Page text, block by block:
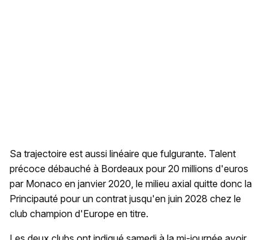
Sa trajectoire est aussi linéaire que fulgurante. Talent
précoce débauché à Bordeaux pour 20 millions d'euros
par Monaco en janvier 2020, le milieu axial quitte donc la
Principauté pour un contrat jusqu'en juin 2028 chez le
club champion d'Europe en titre.